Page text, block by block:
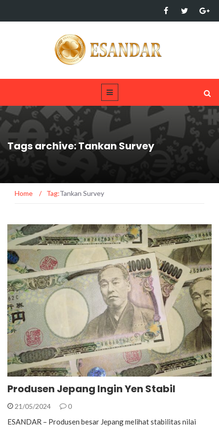
Tags archive: Tankan Survey
Home / Tag:Tankan Survey
Produsen Jepang Ingin Yen Stabil
21/05/2024 0
ESANDAR – Produsen besar Jepang melihat stabilitas nilai